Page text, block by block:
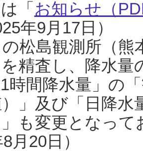
「 お知らせ（
年9月17日）
松島観測所（熊
精査し、降水
1時間降水量」の
」及び「日降
も変更となっ
月20日）